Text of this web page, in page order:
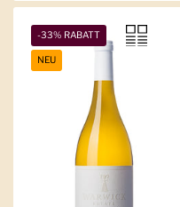
-33% RABATT
NEU